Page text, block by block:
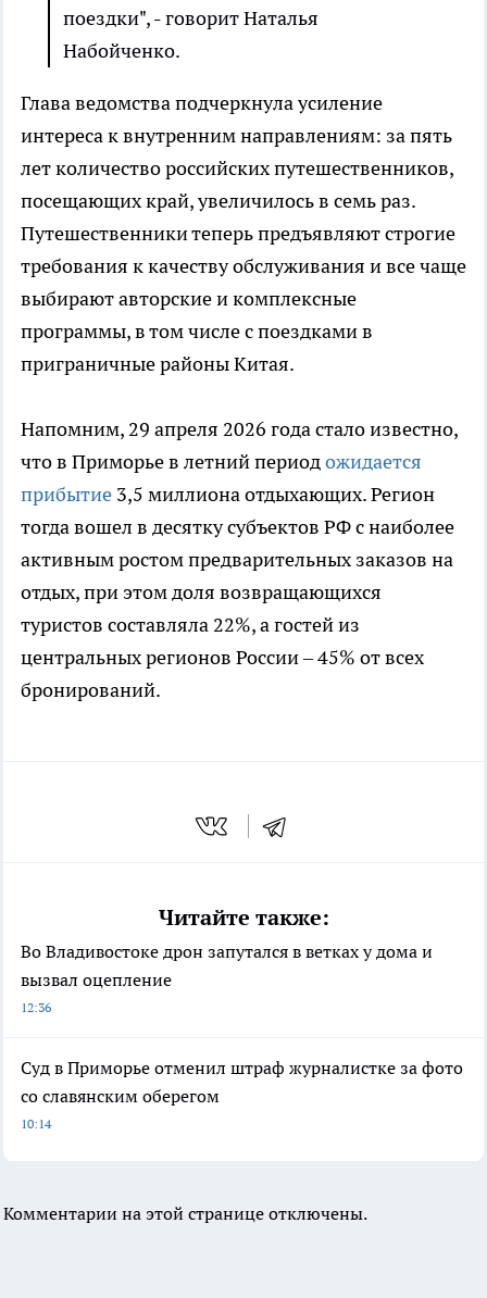
поездки", - говорит Наталья
Набойченко.
Глава ведомства подчеркнула усиление
интереса к внутренним направлениям: за пять
лет количество российских путешественников,
посещающих край, увеличилось в семь раз.
Путешественники теперь предъявляют строгие
требования к качеству обслуживания и все чаще
выбирают авторские и комплексные
программы, в том числе с поездками в
приграничные районы Китая.
Напомним, 29 апреля 2026 года стало известно,
что в Приморье в летний периодожидается
прибытие 3,5 миллиона отдыхающих. Регион
тогда вошел в десятку субъектов РФ с наиболее
активным ростом предварительных заказов на
отдых, при этом доля возвращающихся
туристов составляла 22%, а гостей из
центральных регионов России – 45% от всех
бронирований.
Читайте также:
Во Владивостоке дрон запутался в ветках у дома и
вызвал оцепление
12:36
Суд в Приморье отменил штраф журналистке за фото
со славянским оберегом
10:14
Комментарии на этой странице отключены.